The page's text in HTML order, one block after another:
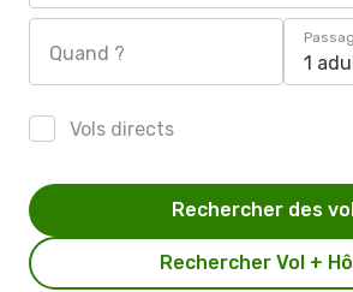
Quand ? 1
Vols directs
Rechercher Vol +
Rechercher des